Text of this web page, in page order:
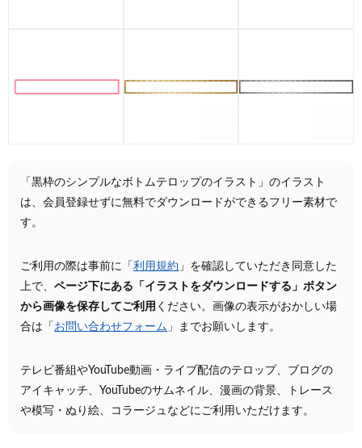
「黒枠のシンプルなボトムテロップのイラスト」のイラスト
は、会員登録せずに無料でダウンロードができるフリー素材で
す。
ご利用の際は事前に「 利用規約 」を確認していただき同意した
上で、 ページ下にある「イラストをダウンロードする」ボタン
から画像を保存してご利用 ください。画像の表示がおかしい場
合は「 お問い合わせフォーム 」までお願いします。
テレビ番組やYouTube動画・ライブ配信のテロップ、ブログの
アイキャッチ、YouTubeのサムネイル、漫画の背景、トレース
や模写・ぬり絵、コラージュなどにご利用いただけます。